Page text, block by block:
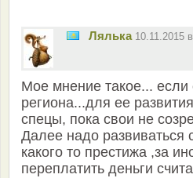
Лялька 10.11.2015
Мое мнение такое... если
региона...для ее
спецы, пока свои не
Далее надо
какого то престижа ,за
переплатить деньги